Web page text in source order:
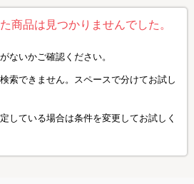
商品は見つかりませんでした。
ないかご確認ください。
索できません。スペースで分けてお試し
している場合は条件を変更してお試しく